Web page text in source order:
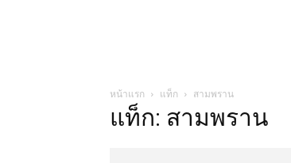
หน้าแรก แท็ก สามพราน
แท็ก: สามพราน